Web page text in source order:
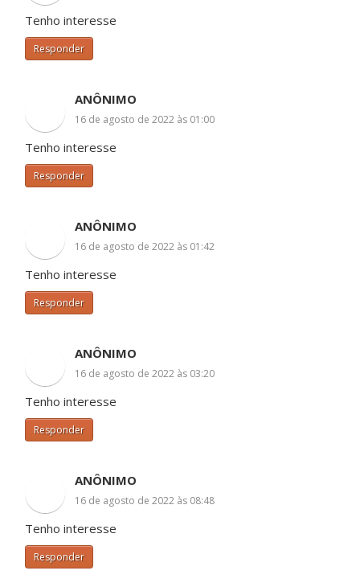
Tenho interesse
Responder
ANÔNIMO
16 de agosto de 2022 às 01:00
Tenho interesse
Responder
ANÔNIMO
16 de agosto de 2022 às 01:42
Tenho interesse
Responder
ANÔNIMO
16 de agosto de 2022 às 03:20
Tenho interesse
Responder
ANÔNIMO
16 de agosto de 2022 às 08:48
Tenho interesse
Responder